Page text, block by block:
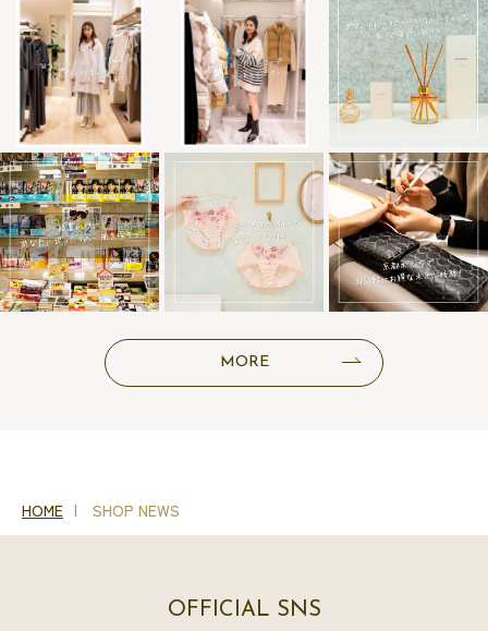
MORE
HOME SHOP NEWS
OFFICIAL SNS